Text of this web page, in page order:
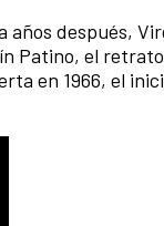
después,
Patino, el
en 1966, el